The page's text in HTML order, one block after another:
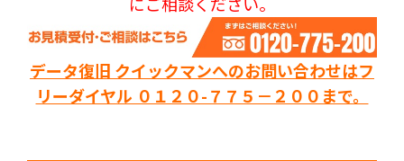
データ復旧 クイックマンへのお問い合わせはフ
リーダイヤル ０１２０-７７５－２００まで。